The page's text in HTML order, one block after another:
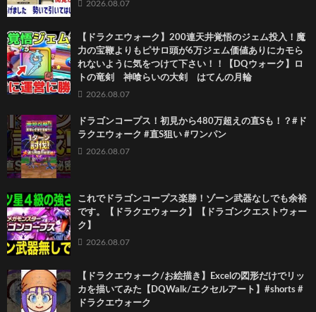
2026.08.07
【ドラクエウォーク】200連天井覚悟のジェム投入！魔
力の宝鞭よりもピサロ頭が6万ジェム価値ありにカモら
れないように気をつけて下さい！！【DQウォーク】ロ
トの竜剣 神喰らいの大剣 はてんの月輪
2026.08.07
ドラゴンコープス！初見から480万超えの直Sも！？#ド
ラクエウォーク #直S狙い #ワンパン
2026.08.07
これでドラゴンコープス楽勝！ゾーン武器なしでも余裕
です。【ドラクエウォーク】【ドラゴンクエストウォー
ク】
2026.08.07
【ドラクエウォーク/お絵描き】Excelの図形だけでリッ
カを描いてみた【DQWalk/エクセルアート】#shorts #
ドラクエウォーク